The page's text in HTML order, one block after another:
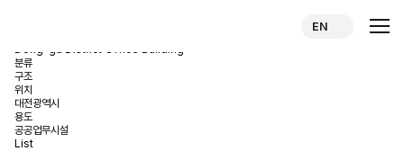
EN
Dong-gu District Office Building
분류
구조
위치
대전광역시
용도
공공업무시설
List